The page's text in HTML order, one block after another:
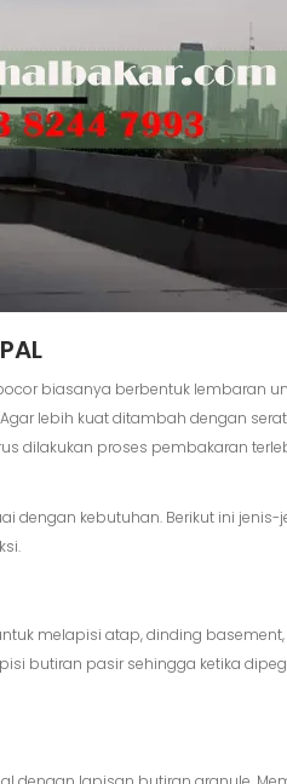
biasanya berbentuk lembaran
lebih kuat ditambah dengan
dilakukan proses pembakaran
dengan kebutuhan. Berikut ini jenis-
melapisi atap, dinding basement,
butiran pasir sehingga ketika